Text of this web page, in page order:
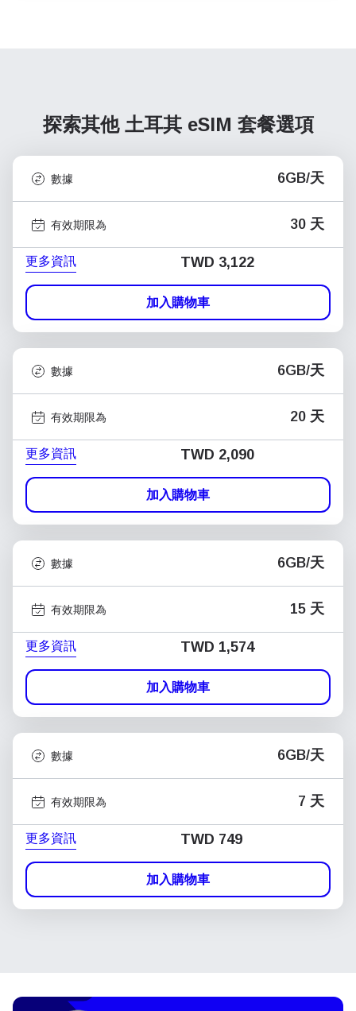
探索其他 土耳其 eSIM 套餐選項
數據 6GB/天
有效期限為 30 天
更多資訊 TWD 3,122
加入購物車
數據 6GB/天
有效期限為 20 天
更多資訊 TWD 2,090
加入購物車
數據 6GB/天
有效期限為 15 天
更多資訊 TWD 1,574
加入購物車
數據 6GB/天
有效期限為 7 天
更多資訊 TWD 749
加入購物車